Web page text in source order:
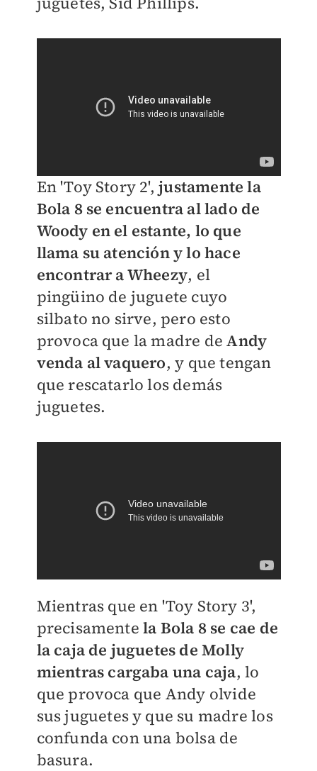
En 'Toy Story 2',justamente la
Bola 8 se encuentra al lado de
Woody en el estante, lo que
llama su atención y lo hace
encontrar a Wheezy, el
pingüino de juguete cuyo
silbato no sirve, pero esto
provoca que la madre deAndy
venda al vaquero, y que tengan
que rescatarlo los demás
juguetes.
Mientras que en 'Toy Story 3',
precisamentela Bola 8 se cae de
la caja de juguetes de Molly
mientras cargaba una caja, lo
que provoca que Andy olvide
sus juguetes y que su madre los
confunda con una bolsa de
basura.